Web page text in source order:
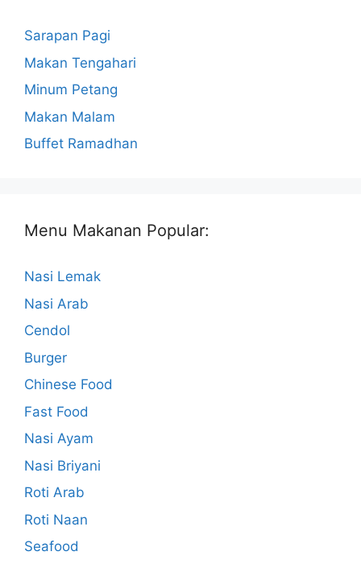
Sarapan Pagi
Makan Tengahari
Minum Petang
Makan Malam
Buffet Ramadhan
Menu Makanan Popular:
Nasi Lemak
Nasi Arab
Cendol
Burger
Chinese Food
Fast Food
Nasi Ayam
Nasi Briyani
Roti Arab
Roti Naan
Seafood